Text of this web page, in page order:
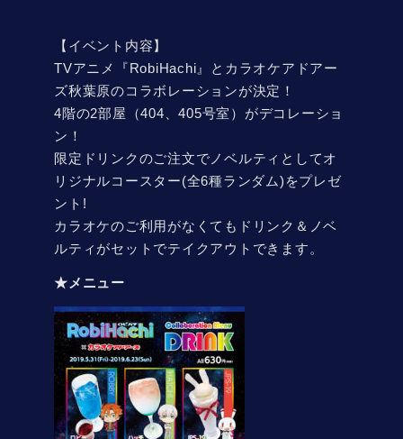
【イベント内容】
TVアニメ『RobiHachi』とカラオケアドアー
ズ秋葉原のコラボレーションが決定！
4階の2部屋（404、405号室）がデコレーショ
ン！
限定ドリンクのご注文でノベルティとしてオ
リジナルコースター(全6種ランダム)をプレゼ
ント!
カラオケのご利用がなくてもドリンク＆ノベ
ルティがセットでテイクアウトできます。
★メニュー